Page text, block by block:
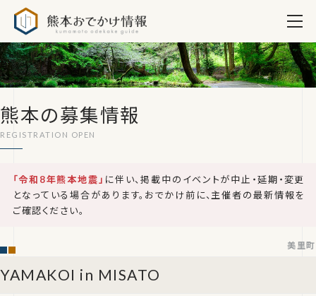
熊本の募集情報
「令和8年熊本地震」 に伴い、掲載中のイベントが中止・延期・変更
となっている場合があります。おでかけ前に、主催者の最新情報を
ご確認ください。
YAMAKOI in MISATO
美里町